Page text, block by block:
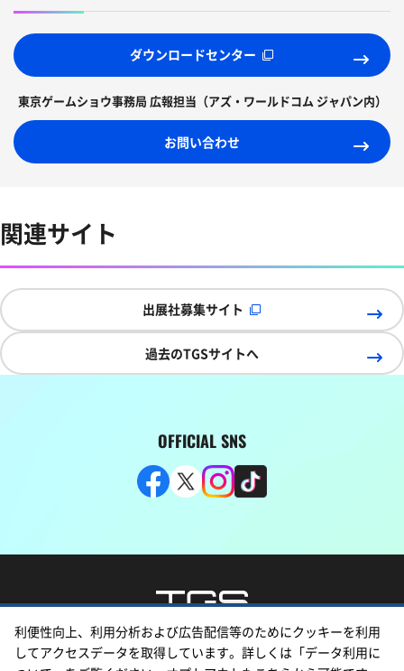
ダウンロードセンター
東京ゲームショウ事務局 広報担当 （アズ・ワールドコム ジャパン内）
お問い合わせ
関連サイト
出展社募集サイト
過去のTGSサイトへ
OFFICIAL SNS
個人情報の取り扱い
「特定商取引に関する法律」に基づく表示
利便性向上、利用分析および広告配信等のためにクッキーを利用
してアクセスデータを取得しています。詳しくは「データ利用に